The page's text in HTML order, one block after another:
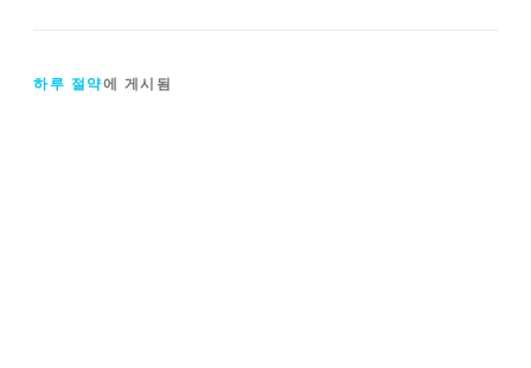
하루 절약에 게시됨